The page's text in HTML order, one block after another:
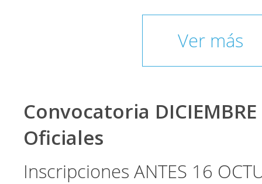
Ver más
Convocatoria
Oficiales
Inscripciones ANTES 16